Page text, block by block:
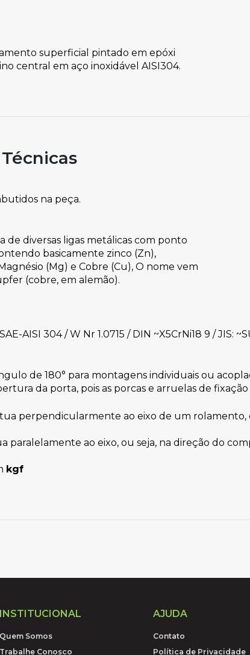
superficial pintado em epóxi
central em aço inoxidável AISI304.
na peça.
de diversas ligas metálicas com ponto
basicamente zinco (Zn),
(Mg) e Cobre (Cu), O nome vem
(cobre, em alemão).
AISI 304 / W Nr 1.0715 / DIN ~X5CrNi18 9 / JIS:
de 180° para montagens individuais ou
da porta, pois as porcas e arruelas de
perpendicularmente ao eixo de um rolamento,
paralelamente ao eixo, ou seja, na direção do
kgf
INSTITUCIONAL
Quem Somos
Trabalhe Conosco
AJUDA
Contato
Política de Privacidade